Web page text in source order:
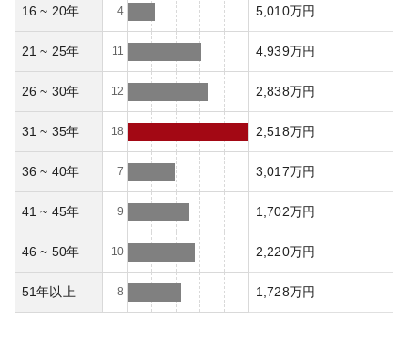
16 ~ 20年 4 5,010万円
21 ~ 25年 11 4,939万円
26 ~ 30年 12 2,838万円
31 ~ 35年 18 2,518万円
36 ~ 40年 7 3,017万円
41 ~ 45年 9 1,702万円
46 ~ 50年 10 2,220万円
51年以上 8 1,728万円